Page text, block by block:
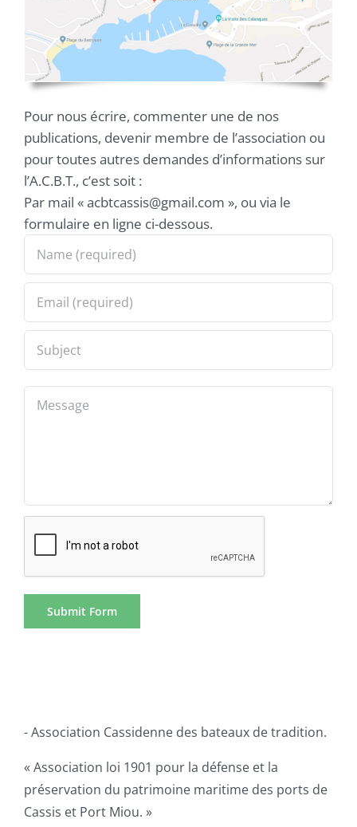
Pour nous écrire, commenter une de nos
publications, devenir membre de l’association ou
pour toutes autres demandes d’informations sur
l’A.C.B.T., c’est soit :
Par mail « acbtcassis@gmail.com », ou via le
formulaire en ligne ci-dessous.
- Association Cassidenne des bateaux de tradition.
« Association loi 1901 pour la défense et la
préservation du patrimoine maritime des ports de
Cassis et Port Miou. »